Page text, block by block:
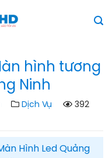
hình tương
Ninh
Dịch Vụ
392
Hình Led Quảng